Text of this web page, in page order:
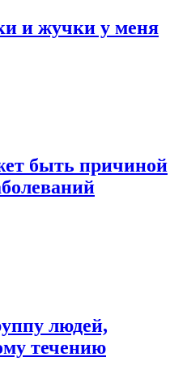
и жучки у меня
быть причиной
людей,
течению